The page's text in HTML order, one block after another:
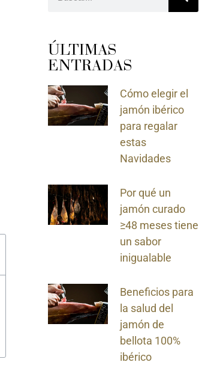
ÚLTIMAS
ENTRADAS
Cómo elegir el
jamón ibérico
para regalar
estas
Navidades
Por qué un
jamón curado
≥48 meses tiene
un sabor
inigualable
Beneficios para
la salud del
jamón de
bellota 100%
ibérico